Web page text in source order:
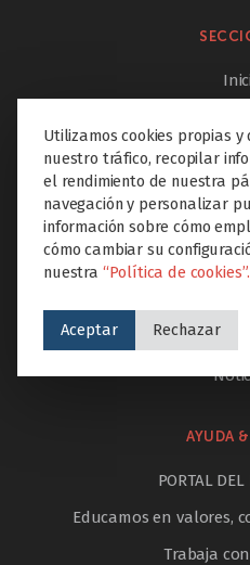
Etapas
AYUDA
PORTAL
Educamos en valores,
Trabaja
Utilizamos cookies propias
nuestro tráfico, recopilar
el rendimiento de nuestra
navegación y personalizar
información sobre cómo
cómo cambiar su
nuestra “Política de cookies”.
Aceptar Rechazar